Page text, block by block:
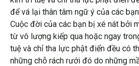
để vá lại thân tâm ngữ ý của các
Cuộc đời của các bạn bị xé nát bởi
từ vô lượng kiếp qua hoặc ngay
tuệ và chỉ tha lực phật điển đều có
những chỗ rách rưới đó do những